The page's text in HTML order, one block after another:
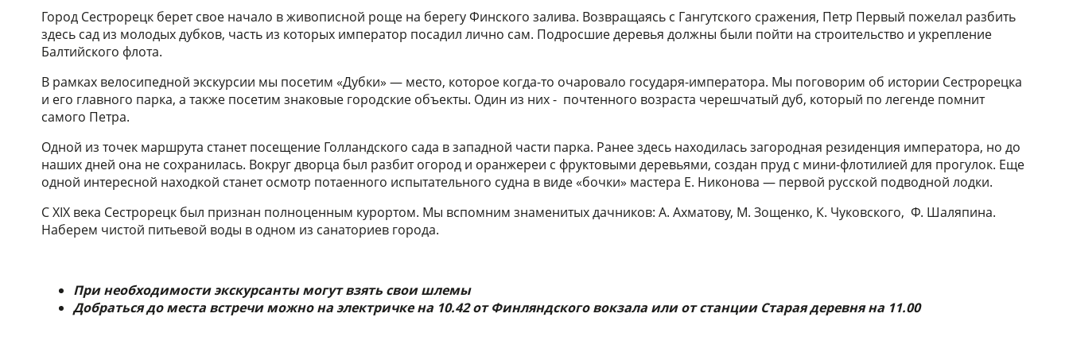
Город Сестрорецк берет свое начало в живописной роще на берегу Финского залива. Возвращаясь с Гангутского сражения, Петр Первый пожелал разбить
здесь сад из молодых дубков, часть из которых император посадил лично сам. Подросшие деревья должны были пойти на строительство и укрепление
Балтийского флота.
В рамках велосипедной экскурсии мы посетим «Дубки» — место, которое когда-то очаровало государя-императора. Мы поговорим об истории Сестрорецка
и его главного парка, а также посетим знаковые городские объекты. Один из них - почтенного возраста черешчатый дуб, который по легенде помнит
самого Петра.
Одной из точек маршрута станет посещение Голландского сада в западной части парка. Ранее здесь находилась загородная резиденция императора, но до
наших дней она не сохранилась. Вокруг дворца был разбит огород и оранжереи с фруктовыми деревьями, создан пруд с мини-флотилией для прогулок. Еще
одной интересной находкой станет осмотр потаенного испытательного судна в виде «бочки» мастера Е. Никонова — первой русской подводной лодки.
С XIX века Сестрорецк был признан полноценным курортом. Мы вспомним знаменитых дачников: А. Ахматову, М. Зощенко, К. Чуковского, Ф. Шаляпина.
Наберем чистой питьевой воды в одном из санаториев города.
При необходимости экскурсанты могут взять свои шлемы
Добраться до места встречи можно на электричке на 10.42 от Финляндского вокзала или от станции Старая деревня на 11.00